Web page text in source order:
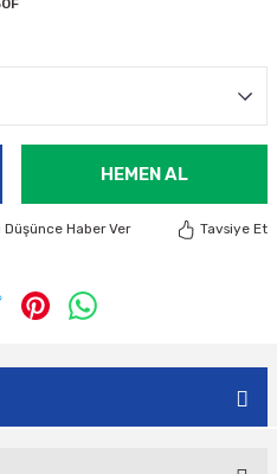
HEMEN AL
Düşünce Haber Ver Tavsiye Et